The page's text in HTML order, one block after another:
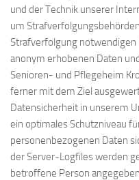
und der Technik unserer
um
Strafverfolgung
anonym erhobenen Daten
Senioren- und Pflegeheim
ferner mit dem Ziel
Datensicherheit in unserem
ein optimales Schutzniveau
personenbezogenen Daten
der Server-Logfiles werden
betroffene Person